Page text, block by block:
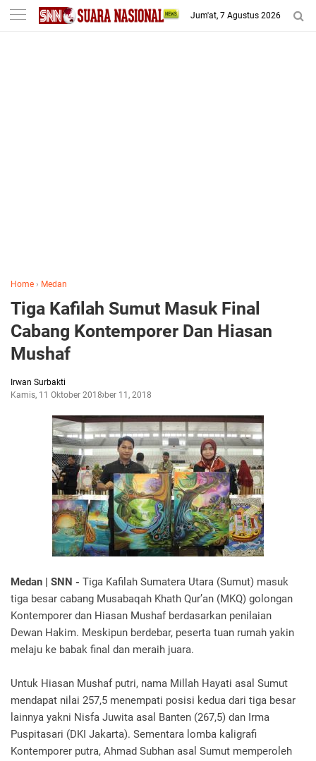
-->
Jum'at, 7 Agustus 2026
Home › Medan
Tiga Kafilah Sumut Masuk Final
Cabang Kontemporer Dan Hiasan
Mushaf
Irwan Surbakti
Kamis, 11 Oktober 2018Oktober 11, 2018
Medan | SNN - Tiga Kafilah Sumatera Utara (Sumut) masuk
tiga besar cabang Musabaqah Khath Qur’an (MKQ) golongan
Kontemporer dan Hiasan Mushaf berdasarkan penilaian
Dewan Hakim. Meskipun berdebar, peserta tuan rumah yakin
melaju ke babak final dan meraih juara.
Untuk Hiasan Mushaf putri, nama Millah Hayati asal Sumut
mendapat nilai 257,5 menempati posisi kedua dari tiga besar
lainnya yakni Nisfa Juwita asal Banten (267,5) dan Irma
Puspitasari (DKI Jakarta). Sementara lomba kaligrafi
Kontemporer putra, Ahmad Subhan asal Sumut memperoleh